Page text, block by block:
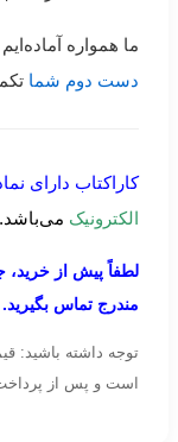
ما همواره
دست دوم شما
کاراکتاب دارای
الکترونیک می‌باشد.
لطفاً پیش از خرید،
مندرج تماس بگیرید.
توجه داشته باشید:
است و پس از